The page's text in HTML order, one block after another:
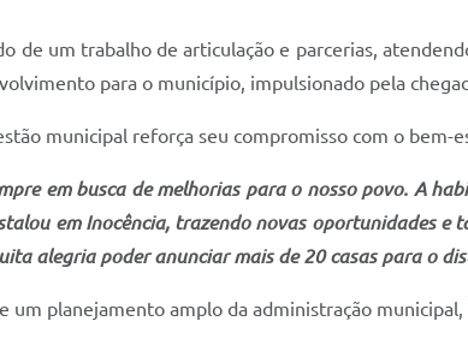
de um trabalho de articulação e parcerias,
para o município, impulsionado pela
municipal reforça seu compromisso com o bem-
em busca de melhorias para o nosso povo. A
em Inocência, trazendo novas oportunidades
alegria poder anunciar mais de 20 casas para o
um planejamento amplo da administração